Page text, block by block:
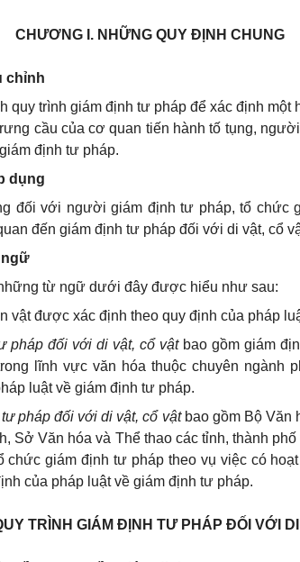
CHƯƠNG I. NHỮNG QUY ĐỊNH CHUNG
chỉnh
quy trình giám định tư pháp để xác định một
cầu của cơ quan tiến hành tố tụng,
định tư pháp.
dụng
đối với người giám định tư pháp, tổ chức
đến giám định tư pháp đối với di vật, cổ
ngữ
từ ngữ dưới đây được hiểu như sau:
vật được xác định theo quy định của pháp
pháp đối với di vật, cổ vậtbao gồm giám
lĩnh vực văn hóa thuộc chuyên ngành
luật về giám định tư pháp.
pháp đối với di vật, cổ vậtbao gồm Bộ Văn
Sở Văn hóa và Thể thao các tỉnh, thành
chức giám định tư pháp theo vụ việc có
của pháp luật về giám định tư pháp.
TRÌNH GIÁM ĐỊNH TƯ PHÁP ĐỐI VỚI